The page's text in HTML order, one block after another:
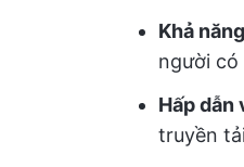
Khả
người có
Hấp dẫn
truyền